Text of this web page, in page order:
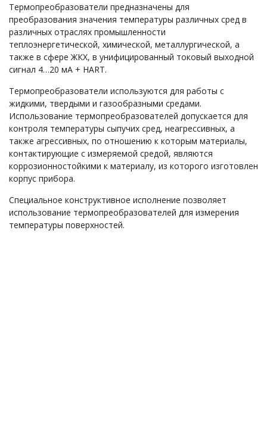
Термопреобразователи предназначены для
преобразования значения температуры различных сред в
различных отраслях промышленности
теплоэнергетической, химической, металлургической, а
также в сфере ЖКХ, в унифицированный токовый выходной
сигнал 4…20 мА + HART.
Термопреобразователи используются для работы с
жидкими, твердыми и газообразными средами.
Использование термопреобразователей допускается для
контроля температуры сыпучих сред, неагрессивных, а
также агрессивных, по отношению к которым материалы,
контактирующие с измеряемой средой, являются
коррозионностойкими к материалу, из которого изготовлен
корпус прибора.
Специальное конструктивное исполнение позволяет
использование термопреобразователей для измерения
температуры поверхностей.